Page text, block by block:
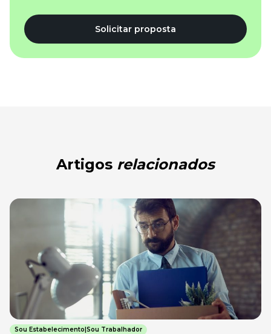
Solicitar proposta
Artigos relacionados
Sou Estabelecimento|Sou Trabalhador